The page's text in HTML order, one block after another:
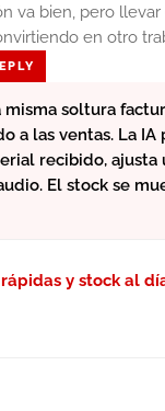
va bien, pero
en otro
soltura
a las ventas. La IA
recibido, ajusta
El stock se
y stock al